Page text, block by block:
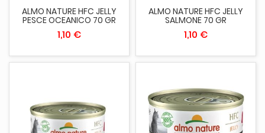
ALMO NATURE HFC JELLY
PESCE OCEANICO 70 GR
1,10 €
ALMO NATURE HFC JELLY
SALMONE 70 GR
1,10 €